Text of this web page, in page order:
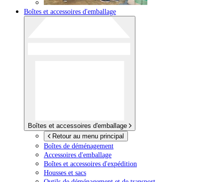
Boîtes et accessoires d'emballage
Boîtes et accessoires d'emballage
Retour au menu principal
Boîtes de déménagement
Accessoires d'emballage
Boîtes et accessoires d'expédition
Housses et sacs